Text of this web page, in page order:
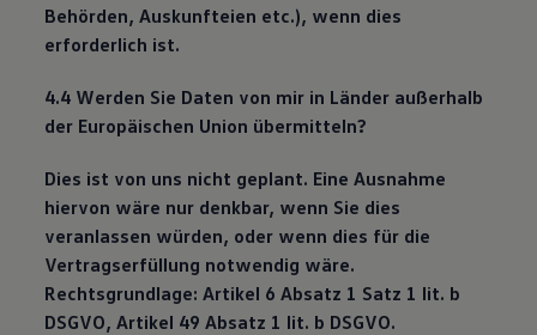
Behörden, Auskunfteien etc.), wenn dies
erforderlich ist.
4.4 Werden Sie Daten von mir in Länder außerhalb
der Europäischen Union übermitteln?
Dies ist von uns nicht geplant. Eine Ausnahme
hiervon wäre nur denkbar, wenn Sie dies
veranlassen würden, oder wenn dies für die
Vertragserfüllung notwendig wäre.
Rechtsgrundlage: Artikel 6 Absatz 1 Satz 1 lit. b
DSGVO, Artikel 49 Absatz 1 lit. b DSGVO.